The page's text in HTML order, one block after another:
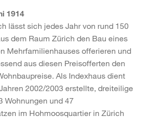
1914
lässt sich jedes Jahr von rund 150
dem Raum Zürich den Bau eines
Mehrfamilienhauses offerieren und
aus diesen Preisofferten den
Als Indexhaus dient
2002/2003 erstellte, dreiteilige
Wohnungen und 47
im Hohmoosquartier in Zürich